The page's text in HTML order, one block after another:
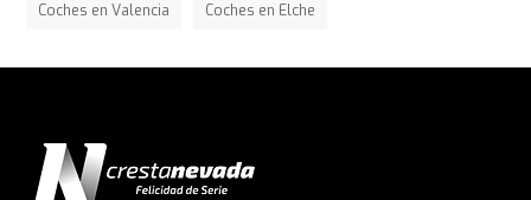
Coches en Valencia Coches en Elche